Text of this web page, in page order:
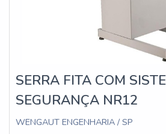
GL;Aplicações em off-
outros.sensor de aceleração da mais
Solution é possível encontrar o que
produtos e serviços para automação
programável CLP, servo acionamento,
cabos e conectores, sensor
SERRA FITA COM
SEGURANÇA NR12
WENGAUT ENGENHARIA / SP